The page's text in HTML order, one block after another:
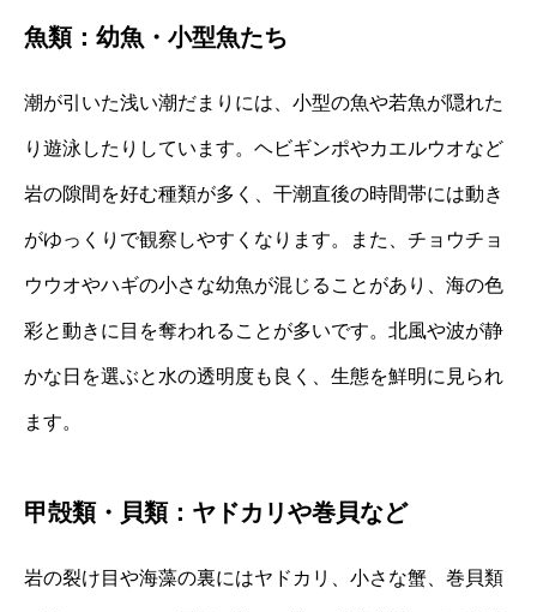
魚類：幼魚・小型魚たち
潮が引いた浅い潮だまりには、小型の魚や若魚が隠れた
り遊泳したりしています。ヘビギンポやカエルウオなど
岩の隙間を好む種類が多く、干潮直後の時間帯には動き
がゆっくりで観察しやすくなります。また、チョウチョ
ウウオやハギの小さな幼魚が混じることがあり、海の色
彩と動きに目を奪われることが多いです。北風や波が静
かな日を選ぶと水の透明度も良く、生態を鮮明に見られ
ます。
甲殻類・貝類：ヤドカリや巻貝など
岩の裂け目や海藻の裏にはヤドカリ、小さな蟹、巻貝類